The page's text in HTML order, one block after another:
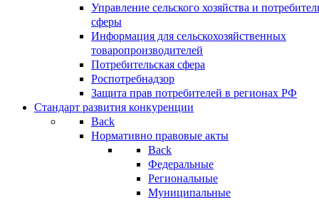
Управление сельского хозяйства и
сферы
Информация для сельскохозяйственных
товаропроизводителей
Потребительская сфера
Роспотребнадзор
Защита прав потребителей в регионах РФ
Стандарт развития конкуренции
Back
Нормативно правовые акты
Back
Федеральные
Региональные
Муниципальные